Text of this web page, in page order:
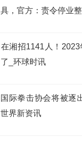
具，官方：责令停业
在湘招1141人！
了_环球时讯
国际拳击协会将被逐
世界新资讯